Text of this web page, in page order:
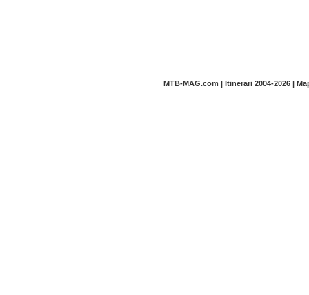
MTB-MAG.com | Itinerari 2004-2026 |